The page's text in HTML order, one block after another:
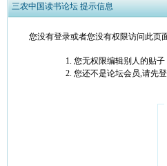
三农中国读书论坛 提示信息
您没有登录或者您没有权限访问此页
您无权限编辑别人的贴子
您还不是论坛会员,请先